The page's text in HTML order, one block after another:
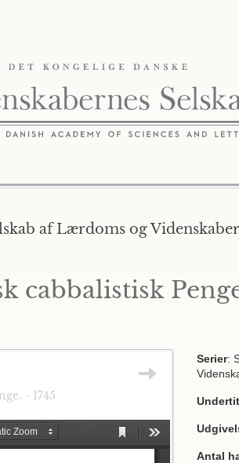
af Lærdoms og
cabbalistisk
- 1745
Serier:
Antal